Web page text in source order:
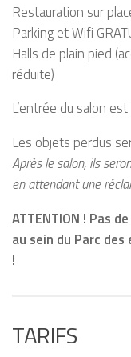
Restauration sur
Parking et Wifi
Halls de plain pied
réduite)
L’entrée du salon
Les objets perdus
Après le salon, ils
en attendant une
ATTENTION ! Pas
au sein du Parc
!
TARIFS